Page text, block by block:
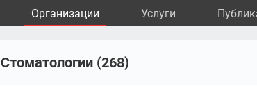
Организации Услуги
Стоматологии (268)